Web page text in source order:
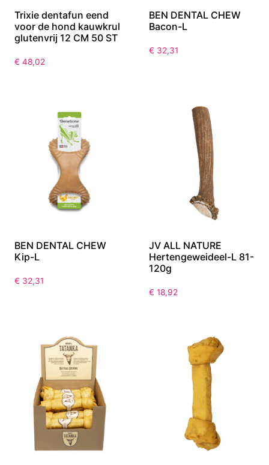
Trixie dentafun eend
voor de hond kauwkrul
glutenvrij 12 CM 50 ST
€ 48,02
BEN DENTAL CHEW
Bacon-L
€ 32,31
BEN DENTAL CHEW
Kip-L
€ 32,31
JV ALL NATURE
Hertengeweideel-L 81-
120g
€ 18,92